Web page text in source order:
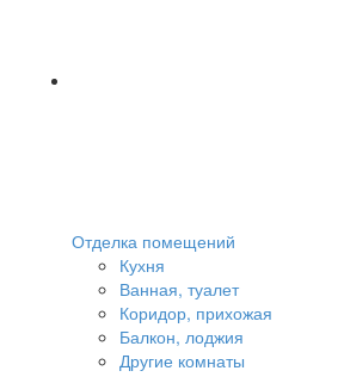
Отделка помещений
Кухня
Ванная, туалет
Коридор, прихожая
Балкон, лоджия
Другие комнаты